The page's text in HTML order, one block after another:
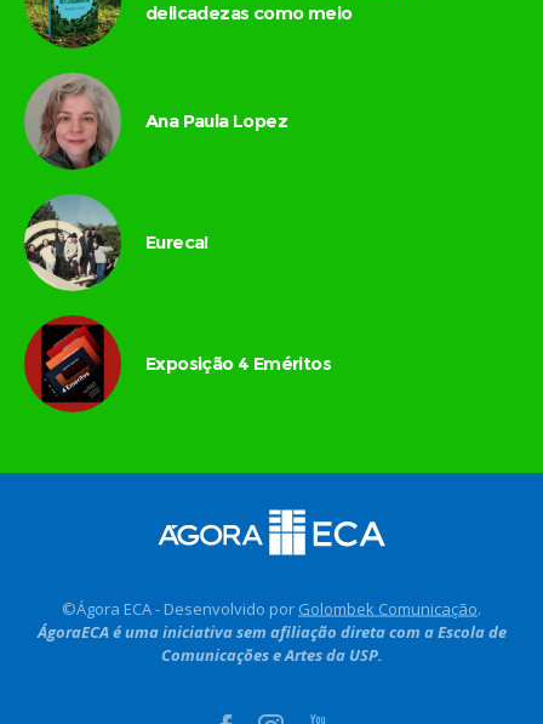
delicadezas como meio
Ana Paula Lopez
Eureca!
Exposição 4 Eméritos
©Ágora ECA - Desenvolvido por Golombek Comunicação.
ÁgoraECA é uma iniciativa sem afiliação direta com a Escola de
Comunicações e Artes da USP.